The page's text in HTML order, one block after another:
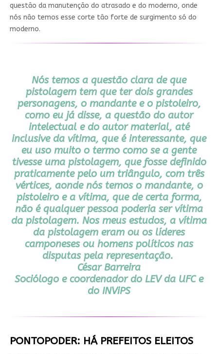
questão da manutenção do atrasado e do moderno, onde
nós não temos esse corte tão forte de surgimento só do
moderno.
Nós temos a questão clara de que
pistolagem tem que ter dois grandes
personagens, o mandante e o pistoleiro,
como eu já disse, a questão do autor
intelectual e do autor material, até
inclusive da vítima, que é interessante, que
eu uso muito o termo como se a gente
tivesse uma pistolagem, que fosse definido
praticamente pelo um triângulo, com três
vértices, aonde nós temos o mandante, o
pistoleiro e a vítima, que de certa forma,
não é qualquer pessoa poderia ser vítima
da pistolagem. Nos meus estudos, a vítima
da pistolagem eram ou os líderes
camponeses ou homens políticos nas
disputas pela representação.
César Barreira
Sociólogo e coordenador do LEV da UFC e
do INViPS
PONTOPODER: HÁ PREFEITOS ELEITOS